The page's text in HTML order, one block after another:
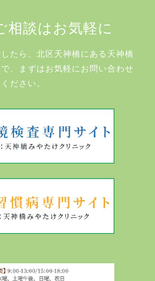
相談はお気軽に
たら、北区天神橋にある天神橋
、まずはお気軽にお問い合わせ
ください。